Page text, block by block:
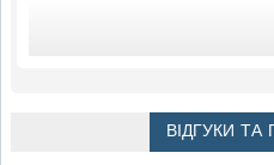
ВІДГУКИ ТА